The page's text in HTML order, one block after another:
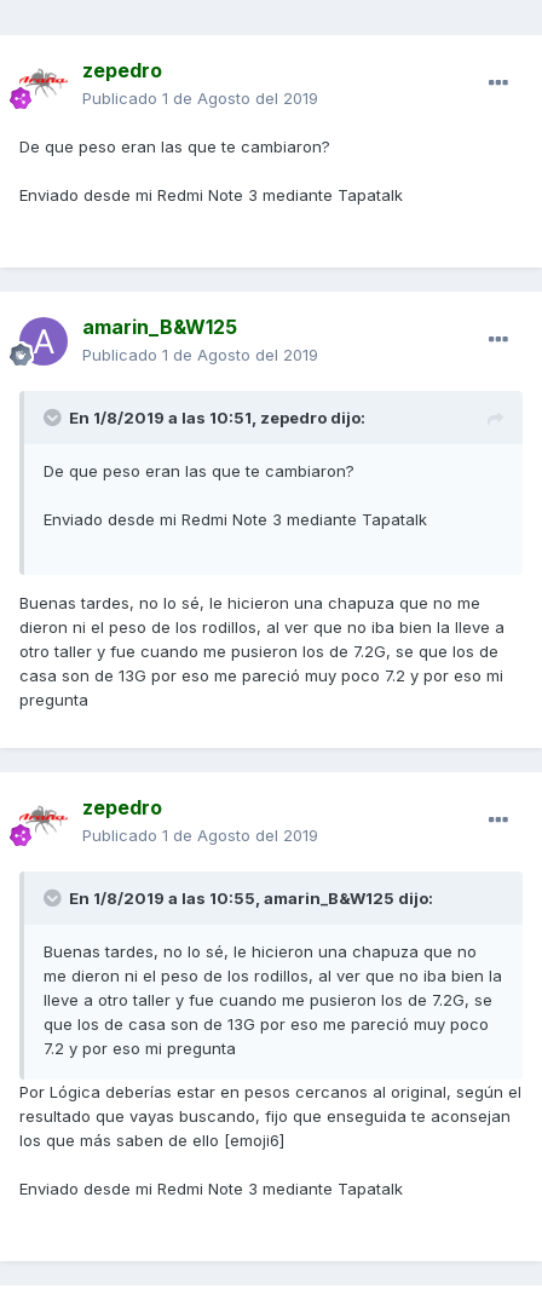
zepedro
Publicado 1 de Agosto del 2019
De que peso eran las que te cambiaron?
Enviado desde mi Redmi Note 3 mediante Tapatalk
amarin_B&W125
Publicado 1 de Agosto del 2019
En 1/8/2019 a las 10:51, zepedro dijo:
De que peso eran las que te cambiaron?
Enviado desde mi Redmi Note 3 mediante Tapatalk
Buenas tardes, no lo sé, le hicieron una chapuza que no me
dieron ni el peso de los rodillos, al ver que no iba bien la lleve a
otro taller y fue cuando me pusieron los de 7.2G, se que los de
casa son de 13G por eso me pareció muy poco 7.2 y por eso mi
pregunta
zepedro
Publicado 1 de Agosto del 2019
En 1/8/2019 a las 10:55, amarin_B&W125 dijo:
Buenas tardes, no lo sé, le hicieron una chapuza que no
me dieron ni el peso de los rodillos, al ver que no iba bien la
lleve a otro taller y fue cuando me pusieron los de 7.2G, se
que los de casa son de 13G por eso me pareció muy poco
7.2 y por eso mi pregunta
Por Lógica deberías estar en pesos cercanos al original, según el
resultado que vayas buscando, fijo que enseguida te aconsejan
los que más saben de ello [emoji6]
Enviado desde mi Redmi Note 3 mediante Tapatalk